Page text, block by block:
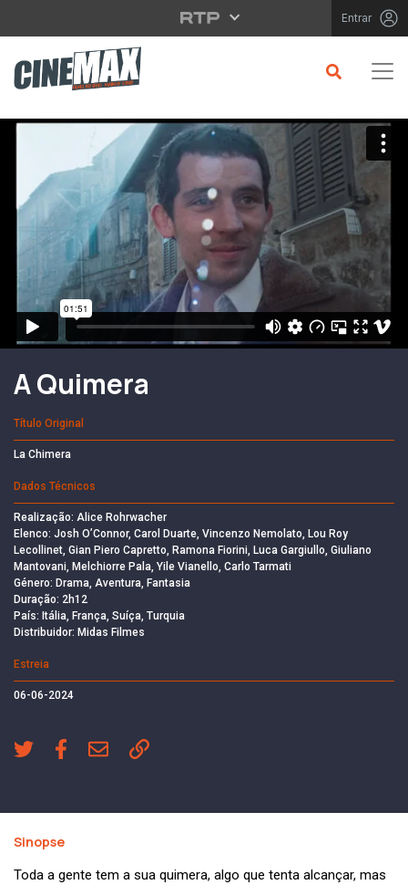
Saltar para o conteúdo principal Entrar
Filme em Cartaz
A Quimera
Título Original
La Chimera
Dados Técnicos
Realização: Alice Rohrwacher
Elenco: Josh O’Connor, Carol Duarte, Vincenzo Nemolato, Lou Roy
Lecollinet, Gian Piero Capretto, Ramona Fiorini, Luca Gargiullo, Giuliano
Mantovani, Melchiorre Pala, Yile Vianello, Carlo Tarmati
Género: Drama, Aventura, Fantasia
Duração: 2h12
País: Itália, França, Suíça, Turquia
Distribuidor: Midas Filmes
Estreia
06-06-2024
Sinopse
Toda a gente tem a sua quimera, algo que tenta alcançar, mas